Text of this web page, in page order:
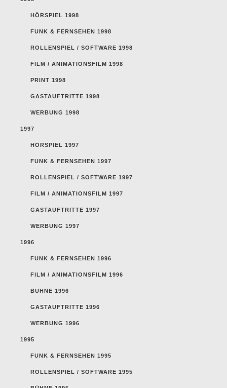
HÖRSPIEL 1998
FUNK & FERNSEHEN 1998
ROLLENSPIEL / SOFTWARE 1998
FILM / ANIMATIONSFILM 1998
PRINT 1998
GASTAUFTRITTE 1998
WERBUNG 1998
1997
HÖRSPIEL 1997
FUNK & FERNSEHEN 1997
ROLLENSPIEL / SOFTWARE 1997
FILM / ANIMATIONSFILM 1997
GASTAUFTRITTE 1997
WERBUNG 1997
1996
FUNK & FERNSEHEN 1996
FILM / ANIMATIONSFILM 1996
BÜHNE 1996
GASTAUFTRITTE 1996
WERBUNG 1996
1995
FUNK & FERNSEHEN 1995
ROLLENSPIEL / SOFTWARE 1995